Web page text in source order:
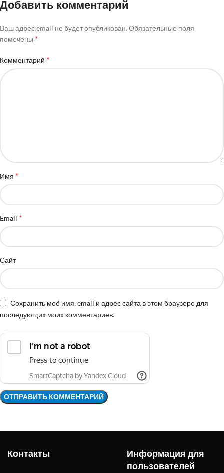
Добавить комментарий
Ваш адрес email не будет опубликован. Обязательные поля
помечены *
Комментарий *
Имя *
Email *
Сайт
Сохранить моё имя, email и адрес сайта в этом браузере для
последующих моих комментариев.
Контакты
Информация для
пользователей